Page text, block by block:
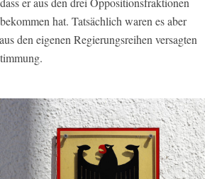
hat. Tatsächlich waren es aber
den eigenen Regierungsreihen versagten